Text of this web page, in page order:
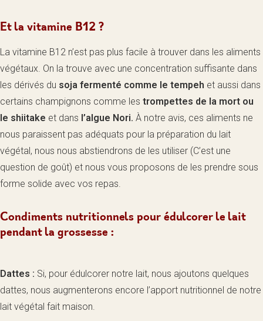
Et la vitamine B12 ?
La vitamine B12 n’est pas plus facile à trouver dans les aliments
végétaux. On la trouve avec une concentration suffisante dans
les dérivés du soja fermenté comme le tempeh et aussi dans
certains champignons comme les trompettes de la mort ou
le shiitake et dans l’algue Nori. À notre avis, ces aliments ne
nous paraissent pas adéquats pour la préparation du lait
végétal, nous nous abstiendrons de les utiliser (C’est une
question de goût) et nous vous proposons de les prendre sous
forme solide avec vos repas.
Condiments nutritionnels pour édulcorer le lait
pendant la grossesse :
Dattes : Si, pour édulcorer notre lait, nous ajoutons quelques
dattes, nous augmenterons encore l’apport nutritionnel de notre
lait végétal fait maison.